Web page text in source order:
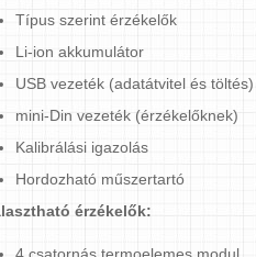
Típus szerint érzékelők
Li-ion akkumulátor
USB vezeték (adatátvitel és töltés)
mini-Din vezeték (érzékelőknek)
Kalibrálási igazolás
Hordozható műszertartó
érzékelők: